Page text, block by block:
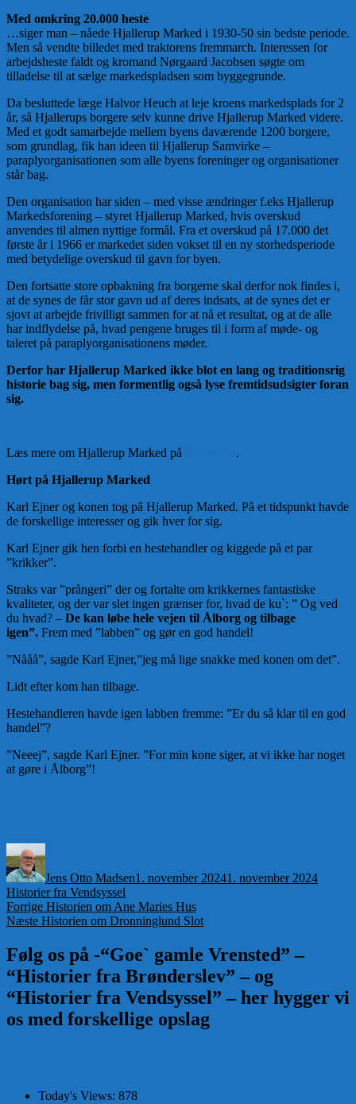
Med omkring 20.000 heste
…siger man – nåede Hjallerup Marked i 1930-50 sin bedste periode.
Men så vendte billedet med traktorens fremmarch. Interessen for
arbejdsheste faldt og kromand Nørgaard Jacobsen søgte om
tilladelse til at sælge markedspladsen som byggegrunde.
Da besluttede læge Halvor Heuch at leje kroens markedsplads for 2
år, så Hjallerups borgere selv kunne drive Hjallerup Marked videre.
Med et godt samarbejde mellem byens daværende 1200 borgere,
som grundlag, fik han ideen til Hjallerup Samvirke –
paraplyorganisationen som alle byens foreninger og organisationer
står bag.
Den organisation har siden – med visse ændringer f.eks Hjallerup
Markedsforening – styret Hjallerup Marked, hvis overskud
anvendes til almen nyttige formål. Fra et overskud på 17.000 det
første år i 1966 er markedet siden vokset til en ny storhedsperiode
med betydelige overskud til gavn for byen.
Den fortsatte store opbakning fra borgerne skal derfor nok findes i,
at de synes de får stor gavn ud af deres indsats, at de synes det er
sjovt at arbejde frivilligt sammen for at nå et resultat, og at de alle
har indflydelse på, hvad pengene bruges til i form af møde- og
taleret på paraplyorganisationens møder.
Derfor har Hjallerup Marked ikke blot en lang og traditionsrig
historie bag sig, men formentlig også lyse fremtidsudsigter foran
sig.
Læs mere om Hjallerup Marked på
.
Hørt på Hjallerup Marked
Karl Ejner og konen tog på Hjallerup Marked. På et tidspunkt havde
de forskellige interesser og gik hver for sig.
Karl Ejner gik hen forbi en hestehandler og kiggede på et par
”krikker”.
Straks var ”prångeri” der og fortalte om krikkernes fantastiske
kvaliteter, og der var slet ingen grænser for, hvad de ku`: ” Og ved
du hvad? – De kan løbe hele vejen til Ålborg og tilbage
igen”. Frem med ”labben” og gør en god handel!
”Nååå”, sagde Karl Ejner,”jeg må lige snakke med konen om det”.
Lidt efter kom han tilbage.
Hestehandleren havde igen labben fremme: ”Er du så klar til en god
handel”?
”Neeej”, sagde Karl Ejner. ”For min kone siger, at vi ikke har noget
at gøre i Ålborg”!
Jens Otto Madsen1. november 20241. november 2024
Historier fra Vendsyssel
Indlægsnavigation
Forrige Forrige
indlæg:
Historien om Ane Maries Hus
Næste Næste
Historien om Dronninglund Slot
Følg os på -“Goe` gamle Vrensted” –
“Historier fra Brønderslev” – og
“Historier fra Vendsyssel” – her hygger vi
os med forskellige opslag
Today's Views: 878